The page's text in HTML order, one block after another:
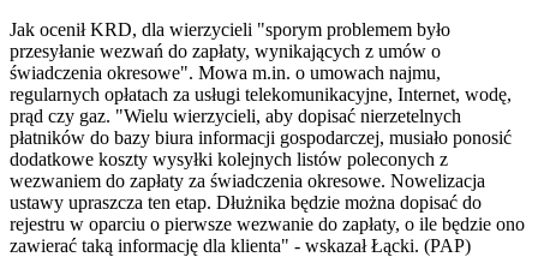
Jak ocenił KRD, dla wierzycieli "sporym problemem było
przesyłanie wezwań do zapłaty, wynikających z umów o
świadczenia okresowe". Mowa m.in. o umowach najmu,
regularnych opłatach za usługi telekomunikacyjne, Internet, wodę,
prąd czy gaz. "Wielu wierzycieli, aby dopisać nierzetelnych
płatników do bazy biura informacji gospodarczej, musiało ponosić
dodatkowe koszty wysyłki kolejnych listów poleconych z
wezwaniem do zapłaty za świadczenia okresowe. Nowelizacja
ustawy upraszcza ten etap. Dłużnika będzie można dopisać do
rejestru w oparciu o pierwsze wezwanie do zapłaty, o ile będzie ono
zawierać taką informację dla klienta" - wskazał Łącki. (PAP)